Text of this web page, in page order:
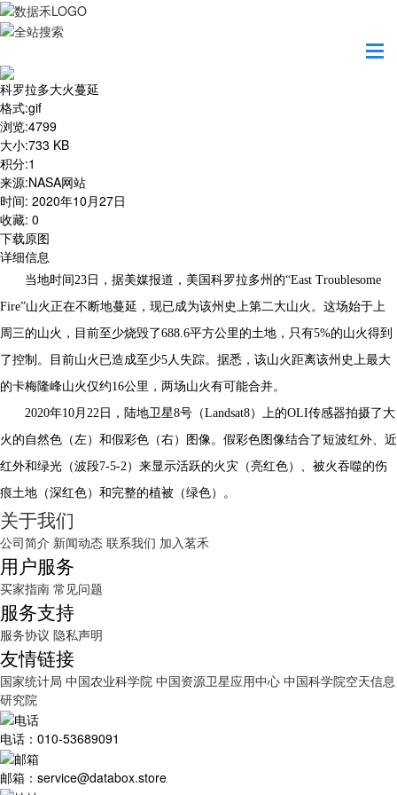
科罗拉多大火蔓延
格式:gif
浏览:4799
大小:733 KB
积分:1
来源:NASA网站
时间: 2020年10月27日
收藏: 0
下载原图
详细信息
当地时间23日，据美媒报道，美国科罗拉多州的“East Troublesome
Fire”山火正在不断地蔓延，现已成为该州史上第二大山火。这场始于上
周三的山火，目前至少烧毁了688.6平方公里的土地，只有5%的山火得到
了控制。目前山火已造成至少5人失踪。据悉，该山火距离该州史上最大
的卡梅隆峰山火仅约16公里，两场山火有可能合并。
2020年10月22日，陆地卫星8号（Landsat8）上的OLI传感器拍摄了大
火的自然色（左）和假彩色（右）图像。假彩色图像结合了短波红外、近
红外和绿光（波段7-5-2）来显示活跃的火灾（亮红色）、被火吞噬的伤
痕土地（深红色）和完整的植被（绿色）。
关于我们
公司简介 新闻动态 联系我们 加入茗禾
用户服务
买家指南 常见问题
服务支持
服务协议 隐私声明
友情链接
国家统计局 中国农业科学院 中国资源卫星应用中心 中国科学院空天信息
研究院
电话：010-53689091
邮箱：service@databox.store